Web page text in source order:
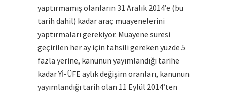
yaptırmamış olanların 31 Aralık 2014’e (bu
tarih dahil) kadar araç muayenelerini
yaptırmaları gerekiyor. Muayene süresi
geçirilen her ay için tahsili gereken yüzde 5
fazla yerine, kanunun yayımlandığı tarihe
kadar Yİ-ÜFE aylık değişim oranları, kanunun
yayımlandığı tarih olan 11 Eylül 2014’ten